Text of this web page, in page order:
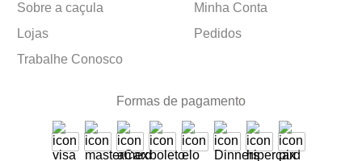
Sobre a caçula
Lojas
Trabalhe Conosco
Minha Conta
Pedidos
Formas de pagamento